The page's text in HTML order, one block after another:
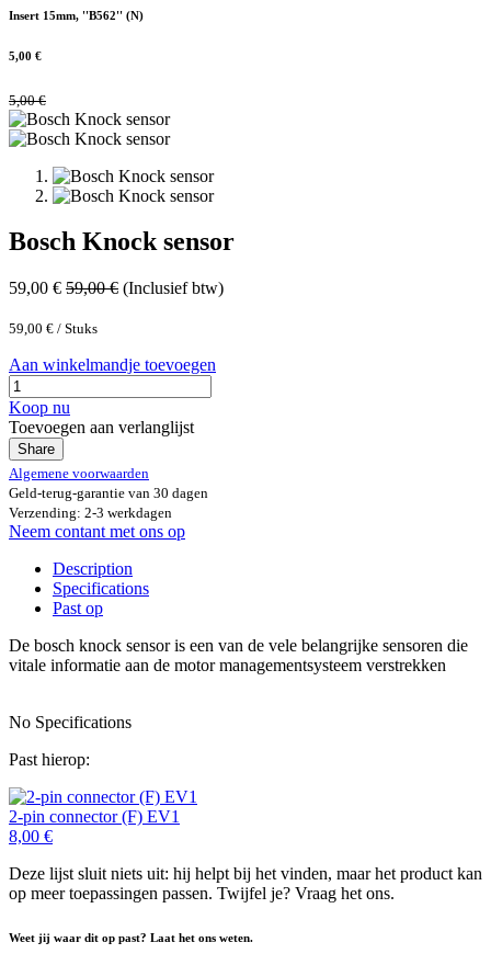
Insert 15mm, ''B562'' (N)
5,00 €
5,00€
Bosch Knock sensor
59,00 € 59,00€ (Inclusief btw)
59,00 € / Stuks
Aan winkelmandje toevoegen
Koop nu
Toevoegen aan verlanglijst
Share
Algemene voorwaarden
Geld-terug-garantie van 30 dagen
Verzending: 2-3 werkdagen
Neem contant met ons op
Description
Specifications
Past op
De bosch knock sensor is een van de vele belangrijke sensoren die
vitale informatie aan de motor managementsysteem verstrekken
No Specifications
Past hierop:
2-pin connector (F) EV1
8,00 €
Deze lijst sluit niets uit: hij helpt bij het vinden, maar het product kan
op meer toepassingen passen. Twijfel je? Vraag het ons.
Weet jij waar dit op past? Laat het ons weten.